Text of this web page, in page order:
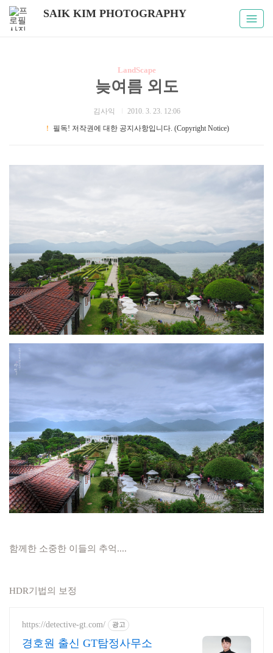
SAIK KIM PHOTOGRAPHY
LandScape
늦여름 외도
김사익
2010. 3. 23. 12:06
！
필독! 저작권에 대한 공지사항입니다. (Copyright Notice)
함께한 소중한 이들의 추억....
HDR기법의 보정
https://detective-gt.com/ 광고
경호원 출신 GT탐정사무소